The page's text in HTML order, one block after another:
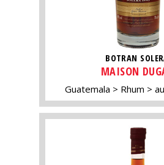
BOTRAN
MAISON
Guatemala Rhum